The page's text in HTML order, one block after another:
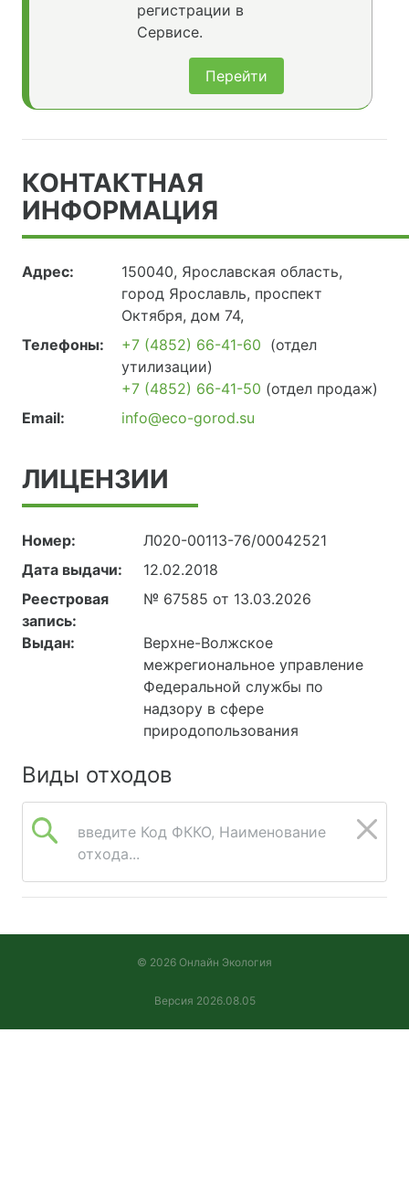
регистрации в
Сервисе.
Перейти
КОНТАКТНАЯ
ИНФОРМАЦИЯ
Адрес:
150040, Ярославская область,
город Ярославль, проспект
Октября, дом 74,
Телефоны:
+7 (4852) 66-41-60 (отдел
утилизации)
+7 (4852) 66-41-50 (отдел продаж)
Email:
info@eco-gorod.su
ЛИЦЕНЗИИ
Номер:
Л020-00113-76/00042521
Дата выдачи:
12.02.2018
Реестровая
запись:
№ 67585 от 13.03.2026
Выдан:
Верхне-Волжское
межрегиональное управление
Федеральной службы по
надзору в сфере
природопользования
Виды отходов
введите Код ФККО, Наименование
отхода...
© 2026 Онлайн Экология
Версия 2026.08.05